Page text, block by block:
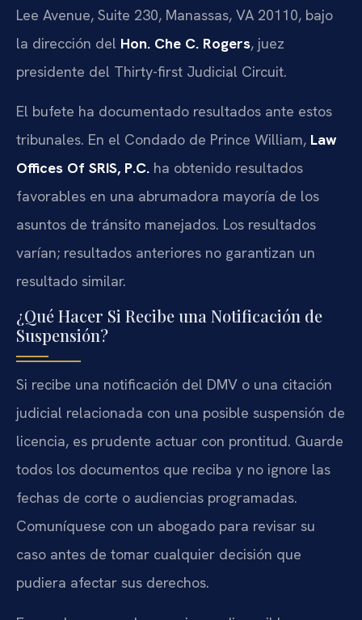
Lee Avenue, Suite 230, Manassas, VA 20110, bajo
la dirección del Hon. Che C. Rogers, juez
presidente del Thirty-first Judicial Circuit.
El bufete ha documentado resultados ante estos
tribunales. En el Condado de Prince William, Law
Offices Of SRIS, P.C. ha obtenido resultados
favorables en una abrumadora mayoría de los
asuntos de tránsito manejados. Los resultados
varían; resultados anteriores no garantizan un
resultado similar.
¿Qué Hacer Si Recibe una Notificación de
Suspensión?
Si recibe una notificación del DMV o una citación
judicial relacionada con una posible suspensión de
licencia, es prudente actuar con prontitud. Guarde
todos los documentos que reciba y no ignore las
fechas de corte o audiencias programadas.
Comuníquese con un abogado para revisar su
caso antes de tomar cualquier decisión que
pudiera afectar sus derechos.